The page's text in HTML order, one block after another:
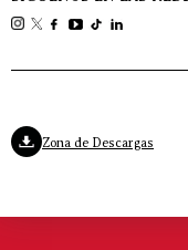
Zona de Descargas